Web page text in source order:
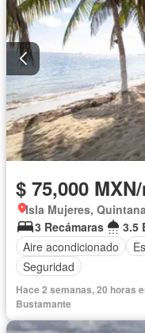
$ 75,000
Isla Mujeres,
3 Recámaras
3.5
Aire acondicionado
Seguridad
Hace 2 semanas, 20 horas
Bustamante